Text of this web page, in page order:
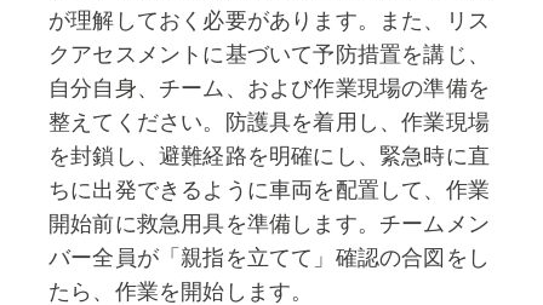
が理解しておく必要があります。また、リス
クアセスメントに基づいて予防措置を講じ、
自分自身、チーム、および作業現場の準備を
整えてください。防護具を着用し、作業現場
を封鎖し、避難経路を明確にし、緊急時に直
ちに出発できるように車両を配置して、作業
開始前に救急用具を準備します。チームメン
バー全員が「親指を立てて」確認の合図をし
たら、作業を開始します。